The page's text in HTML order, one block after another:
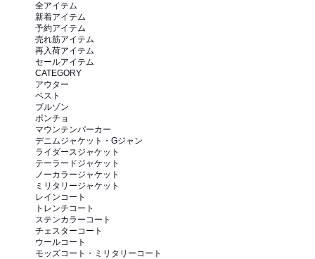
全アイテム
新着アイテム
予約アイテム
売れ筋アイテム
再入荷アイテム
セールアイテム
CATEGORY
アウター
ベスト
ブルゾン
ポンチョ
マウンテンパーカー
デニムジャケット・Gジャン
ライダースジャケット
テーラードジャケット
ノーカラージャケット
ミリタリージャケット
レインコート
トレンチコート
ステンカラーコート
チェスターコート
ウールコート
モッズコート・ミリタリーコート